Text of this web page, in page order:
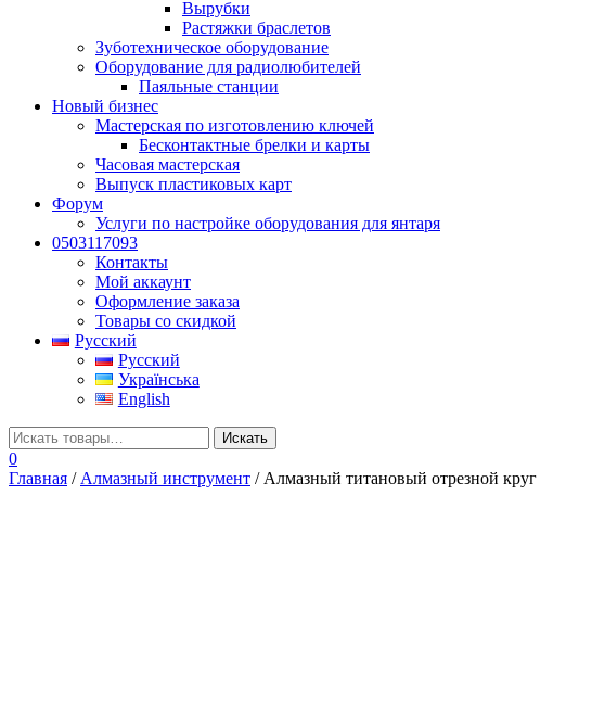
Вырубки
Растяжки браслетов
Зуботехническое оборудование
Оборудование для радиолюбителей
Паяльные станции
Новый бизнес
Мастерская по изготовлению ключей
Бесконтактные брелки и карты
Часовая мастерская
Выпуск пластиковых карт
Форум
Услуги по настройке оборудования для янтаря
0503117093
Контакты
Мой аккаунт
Оформление заказа
Товары со скидкой
Русский
Русский
Українська
English
0
Главная / Алмазный инструмент / Алмазный титановый отрезной круг